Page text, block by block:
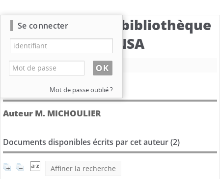
Catalogue de la bibliothèque
du CBNSA
Nouvelle recherche
Détail de l'auteur
Auteur M. MICHOULIER
Documents disponibles écrits par cet auteur (2)
Affiner la recherche
Se connecter
Mot de passe oublié ?